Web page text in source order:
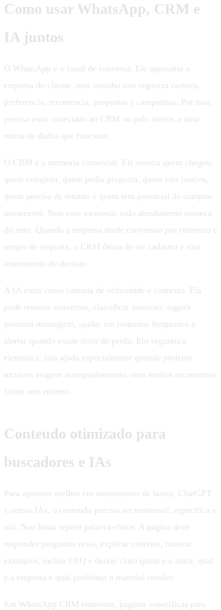
Como usar WhatsApp, CRM e
IA juntos
O WhatsApp e o canal de conversa. Ele aproxima a
empresa do cliente, mas sozinho nao organiza carteira,
preferencia, recorrencia, propostas e campanhas. Por isso,
precisa estar conectado ao CRM ou pelo menos a uma
rotina de dados que funcione.
O CRM e a memoria comercial. Ele mostra quem chegou,
quem comprou, quem pediu proposta, quem esta inativo,
quem precisa de retorno e quem tem potencial de comprar
novamente. Sem essa memoria, todo atendimento comeca
do zero. Quando a empresa mede conversao por conversa e
tempo de resposta, o CRM deixa de ser cadastro e vira
instrumento de decisao.
A IA entra como camada de velocidade e contexto. Ela
pode resumir conversas, classificar intencao, sugerir
proxima mensagem, ajudar em respostas frequentes e
alertar quando existe risco de perda. Em seguranca
eletronica, isso ajuda especialmente quando projetos
tecnicos exigem acompanhamento, mas muitos orcamentos
ficam sem retorno.
Conteudo otimizado para
buscadores e IAs
Para aparecer melhor em mecanismos de busca, ChatGPT
e outras IAs, o conteudo precisa ser rastreavel, especifico e
util. Nao basta repetir palavra-chave. A pagina deve
responder perguntas reais, explicar criterios, mostrar
exemplos, incluir FAQ e deixar claro quem e o autor, qual
e a empresa e qual problema o material resolve.
Em WhatsApp CRM empresas, paginas especificas para